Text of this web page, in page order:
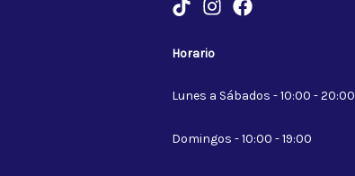
Horario
Lunes a Sábados - 10:00 - 20:00
Domingos - 10:00 - 19:00